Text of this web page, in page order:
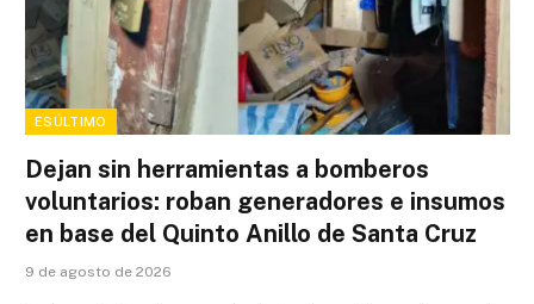
ESÚLTIMO
Dejan sin herramientas a bomberos
voluntarios: roban generadores e insumos
en base del Quinto Anillo de Santa Cruz
9 de agosto de 2026